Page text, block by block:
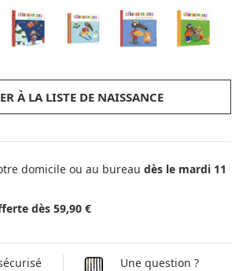
À LA LISTE DE NAISSANCE
domicile ou au bureau dès le mardi 11
dès 59,90 €
Une question ?